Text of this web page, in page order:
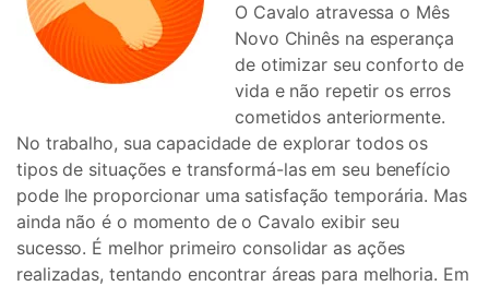
O Cavalo atravessa o Mês
Novo Chinês na esperança
de otimizar seu conforto de
vida e não repetir os erros
cometidos anteriormente.
No trabalho, sua capacidade de explorar todos os
tipos de situações e transformá-las em seu benefício
pode lhe proporcionar uma satisfação temporária. Mas
ainda não é o momento de o Cavalo exibir seu
sucesso. É melhor primeiro consolidar as ações
realizadas, tentando encontrar áreas para melhoria. Em